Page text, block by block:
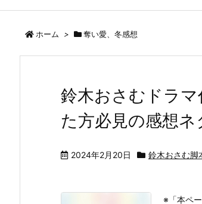
ホーム > 奪い愛、冬感想
鈴木おさむドラマ
た方必見の感想ネ
2024年2月20日 鈴木おさむ脚
※「本ペ